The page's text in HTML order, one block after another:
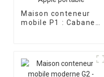
Maison conteneur
mobile P1 : Cabane